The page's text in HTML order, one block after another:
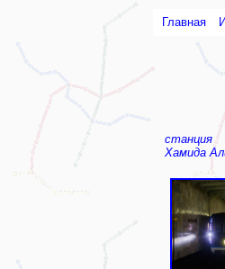
Главная
станция
Хамида